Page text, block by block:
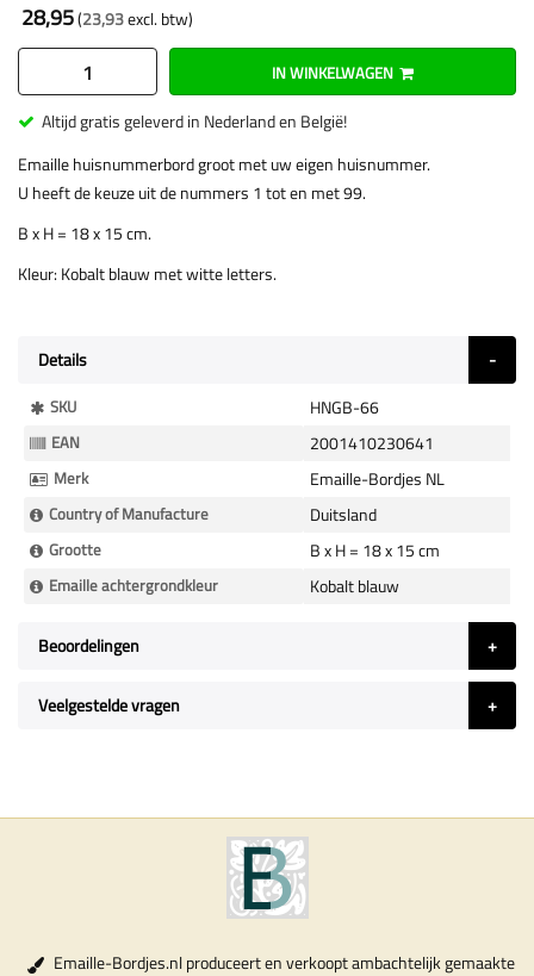
28,95 23,93
IN WINKELWAGEN
Altijd gratis geleverd in Nederland en België!
Emaille huisnummerbord groot met uw eigen huisnummer.
U heeft de keuze uit de nummers 1 tot en met 99.
B x H = 18 x 15 cm.
Kleur: Kobalt blauw met witte letters.
Details
Meer
Informatie
SKU HNGB-66
EAN 2001410230641
Merk Emaille-Bordjes NL
Country of Manufacture Duitsland
Grootte B x H = 18 x 15 cm
Emaille achtergrondkleur Kobalt blauw
Beoordelingen
Veelgestelde vragen
Emaille-Bordjes.nl produceert en verkoopt ambachtelijk gemaakte